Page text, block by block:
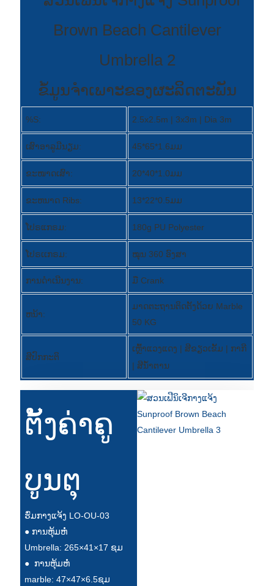
Kiswahili
ខ្មែរ
日语
Deutsch
සිංහල
Català
Cymraeg
Ελληνικά
Slovenčina
Српски
Точики
Қазақ Тілі
ຂໍ້ມູນຈໍາເພາະຂອງຜະລິດຕະພັນ
%S: 2.5x2.5m | 3x3m | Dia 3m
ເສົາອາລູມີນຽມ: 45*65*1.6ມມ
ຂະໜາດເສົາ: 20*40*1.0ມມ
ຂະ​ຫນາດ Ribs​: 13*22*0.5ມມ
ໂປຣແກຣມ: 180g PU Polyester
ໂປຣເເກຣມ: ໝຸນ 360 ອົງສາ
ການດໍາເນີນງານ: ມື Crank
ຫນ້າ:
ມາດຕະຖານຕິດຕັ້ງດ້ວຍ Marble
50 KG
ສີປົກກະຕິ
ເຫຼົ້າແວງແດງ | ສີຂຽວເຂັ້ມ | ກາກີ
| ສີນ້ຳຕານ
ຕັ້ງຄ່າຄູ
ບູນຕຸ
ຮົ່ມກາງແຈ້ງ LO-OU-03
● ການຫຸ້ມຫໍ່
Umbrella: 265×41×17 ຊມ
● ການຫຸ້ມຫໍ່
marble: 47×47×6.5ຊມ